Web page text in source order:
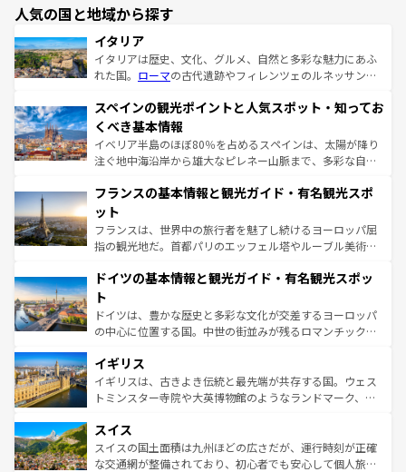
人気の国と地域から探す
イタリア
イタリアは歴史、文化、グルメ、自然と多彩な魅力にあふ
れた国。 ローマの古代遺跡やフィレンツェのルネッサンス
ろん、トスカーナの美しい田園風景やアマルフィ海岸の絶
景など、自然景観も見逃せない。観光の合間には、本場の
ピザやパスタなど、絶品のイタリア料理を堪能することも
できる。朝目覚めてから夜眠るまで、すべての瞬間を楽し
なお、新着のイタリア情報はコンテンツ一覧を参照してほ
しい。
スペインの観光ポイントと人気スポット・知ってお
くべき基本情報
イベリア半島のほぼ80％を占めるスペインは、太陽が降り
注ぐ地中海沿岸から雄大なピレネー山脈まで、多彩な自然
文化が根付くこの国では、情熱的なフラメンコ、熱気あふ
れる闘牛、そして美味しいタパスが生活の一部となってい
る。首都マドリードの洗練された雰囲気や、バルセロナの
アートに溢れた街角から、地方では古代ローマ遺跡や中世
せる。地方によって風土や気候が異なるスペインはその個
ンテンツ一覧 を参照してほしい。
フランスの基本情報と観光ガイド・有名観光スポ
ット
フランスは、世界中の旅行者を魅了し続けるヨーロッパ屈
指の観光地だ。首都パリのエッフェル塔やルーブル美術館
で、幅広い魅力が詰まっている。華麗な宮殿、歴史的な大
聖堂、美しいビーチ、そして豊かな自然が、訪れる者を心
から魅了する。また、フランスは美食の国としても知ら
れ、フランス料理はユネスコ無形文化遺産にも登録されて
香り高いラベンダー畑など、多彩な楽しみ方が可能だ。さ
らに、パリ以外の地域にも魅力が溢れており、どの街角に
も豊かな歴史と文化が息づいている。パリ以外の個性あふ
を参照してほしい。
ドイツの基本情報と観光ガイド・有名観光スポッ
ト
ドイツは、豊かな歴史と多彩な文化が交差するヨーロッパ
の中心に位置する国。中世の街並みが残るロマンチック街
顔を持つこの国は、どこを歩いても飽きることがない。ベ
ルリンの文化的活気、バイエルン州のアルプスの絶景、そ
してライン川沿いのワイン畑といった風景は必見。ビール
は、お酒好きな人にはぜひ体験してほしい。 なお、新着の
ドイツ情報はコンテンツ一覧を参照してほしい。
イギリス
イギリスは、古きよき伝統と最先端が共存する国。ウェス
トミンスター寺院や大英博物館のようなランドマーク、歴
リアごとに異なる魅力がある。また、優雅なアフタヌーン
ティー、ビール好きにはたまらない英国パブ、サッカー観
戦など、本場だからこそできる体験も豊富。イギリスを旅
スイス
スイスの国土面積は九州ほどの広さだが、運行時刻が正確
な交通網が整備されており、初心者でも安心して個人旅行